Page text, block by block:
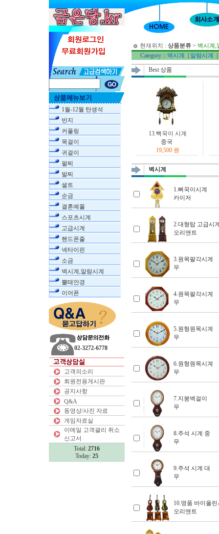
1월-12월 탄생석
반지
커풀링
목걸이
귀걸이
팔찌
발찌
셑트
순금
결혼예풀
스포츠시계
고급시계
핸드폰줄
넥타이핀
소금
벽시계,알람시계
뿔테안경
이어폰
02-3272-6778
고객의소리
회원전용게시판
공지사항
Q&A
동영상/사진 자료
게임자료실
이메일 고객괄리 취소
신고서
Total: 2716
Today: 25
현재위치 : 상품분류> 벽시계,
Category:: 벽시계 알람시계
Best 상품
13.뻑꾹이 시계
중국
19,500 원
벽시계
1.뻐꾹이시계
카이저
2.대형탑 고급시
오리앤트
3.원목팔각시계
무
4.원목팔각시계
무
5.원형원목시계
무
6.원형원목시계
무
7.지붕벽걸이
무
8.주석 시계 중
무
9.주석 시계 대
무
10.명품 바이올린
오리앤트